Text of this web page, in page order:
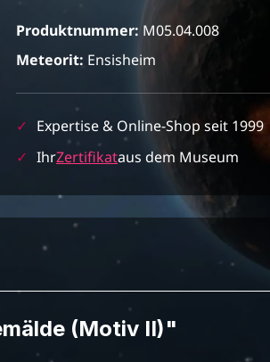
Produktnummer: M05.04.008
Meteorit: Ensisheim
✓ Expertise & Online-Shop seit 1999
✓ IhrZertifikataus dem Museum
(Motiv II)"